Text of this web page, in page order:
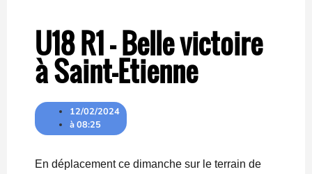
U18 R1 – Belle victoire
à Saint-Etienne
12/02/2024
à08:25
En déplacement ce dimanche sur le terrain de